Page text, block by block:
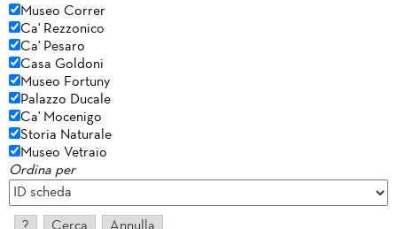
Museo Correr
Ca' Rezzonico
Ca' Pesaro
Casa Goldoni
Museo Fortuny
Palazzo Ducale
Ca' Mocenigo
Storia Naturale
Museo Vetraio
Ordina per